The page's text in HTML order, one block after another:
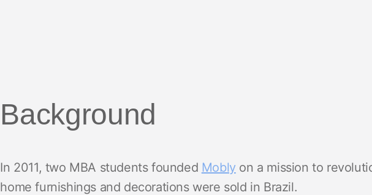
Background
In 2011, two MBA students founded Moblyon a mission to
home furnishings and decorations were sold in Brazil.